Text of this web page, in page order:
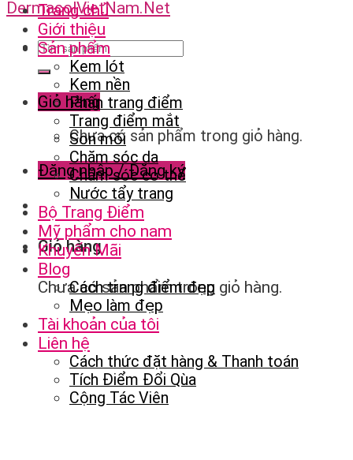
Giỏ hàng
Chưa có sản phẩm trong giỏ hàng.
Đăng nhập / Đăng ký
Giỏ hàng
Chưa có sản phẩm trong giỏ hàng.
Trang chủ
Giới thiệu
Sản phẩm
Kem lót
Kem nền
Phấn trang điểm
Trang điểm mắt
Son môi
Chăm sóc da
Chăm sóc cơ thể
Nước tẩy trang
Bộ Trang Điểm
Mỹ phẩm cho nam
Khuyến Mãi
Blog
Cách trang điểm đẹp
Mẹo làm đẹp
Tài khoản của tôi
Liên hệ
Cách thức đặt hàng & Thanh toán
Tích Điểm Đổi Qùa
Cộng Tác Viên